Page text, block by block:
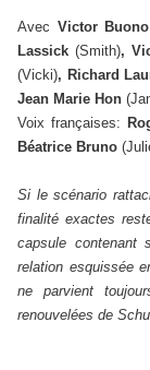
Avec Victor Buono
Lassick(Smith),
(Vicki), Richard
Jean Marie Hon
Voix françaises:
Béatrice Bruno
Si le scénario
finalité exactes
capsule contenant
relation esquissée
ne parvient
renouvelées de